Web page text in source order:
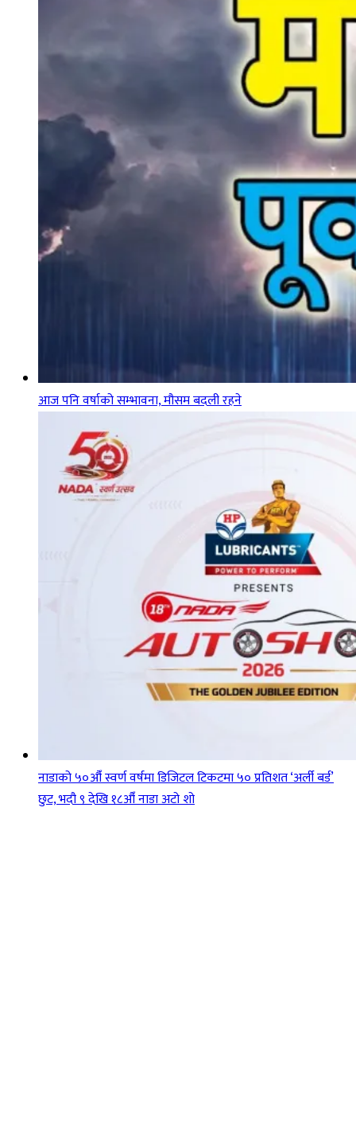
आज पनि वर्षाको सम्भावना, मौसम बदली रहने
नाडाको ५०औँ स्वर्ण वर्षमा डिजिटल टिकटमा ५० प्रतिशत ‘अर्ली बर्ड’
छुट, भदौ ९ देखि १८औँ नाडा अटो शो